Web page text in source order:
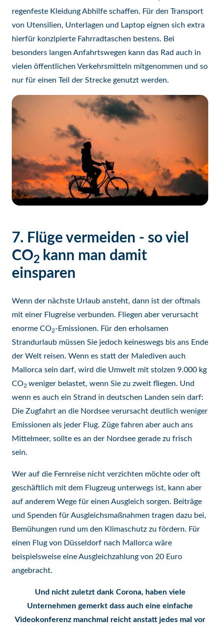
regenfeste Kleidung Abhilfe schaffen. Für den Transport
von Utensilien, Unterlagen und Laptop eignen sich extra
hierfür konzipierte Fahrradtaschen bestens. Bei
besonders langen Anfahrtswegen kann das Rad auch in
vielen öffentlichen Verkehrsmitteln mitgenommen und so
nur für einen Teil der Strecke genutzt werden.
7. Flüge vermeiden - so viel
CO2 kann man damit
einsparen
Wenn der nächste Urlaub ansteht, dann ist der oftmals
mit einer Flugreise verbunden. Fliegen aber verursacht
enorme CO2-Emissionen. Für den erholsamen
Strandurlaub müssen Sie jedoch keineswegs bis ans Ende
der Welt reisen. Wenn es statt der Malediven auch
Mallorca sein darf, wird die Umwelt mit stolzen 9.000 kg
CO2 weniger belastet, wenn Sie zu zweit fliegen. Und
wenn es auch ein Strand in deutschen Landen sein darf:
Die Zugfahrt an die Nordsee verursacht deutlich weniger
Emissionen als jeder Flug. Züge fahren aber auch ans
Mittelmeer, sollte es an der Nordsee gerade zu frisch
sein.
Wer auf die Fernreise nicht verzichten möchte oder oft
geschäftlich mit dem Flugzeug unterwegs ist, kann aber
auf anderem Wege für einen Ausgleich sorgen. Beiträge
und Spenden für Ausgleichsmaßnahmen tragen dazu bei,
Bemühungen rund um den Klimaschutz zu fördern. Für
einen Flug von Düsseldorf nach Mallorca wäre
beispielsweise eine Ausgleichzahlung von 20 Euro
angebracht.
Und nicht zuletzt dank Corona, haben viele
Unternehmen gemerkt dass auch eine einfache
Videokonferenz manchmal reicht anstatt jedes mal vor